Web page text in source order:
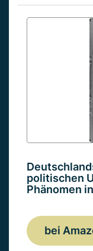
politischen
Phänomen
bei